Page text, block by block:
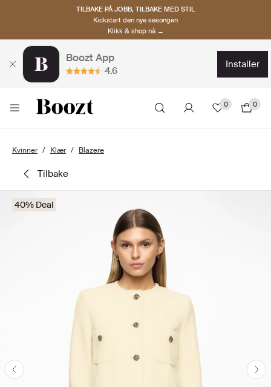
TILBAKE PÅ JOBB, TILBAKE MED STIL
Kickstart den nye sesongen
Klikk & shop nå →
Boozt App
4.6
installer
0 0
Kvinner Klær Blazere
tilbake
40% Deal